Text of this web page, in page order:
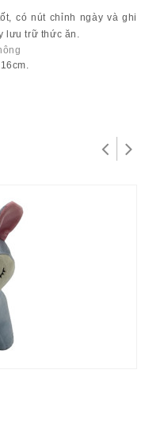
có nút chỉnh ngày và ghi
lưu trữ thức ăn.